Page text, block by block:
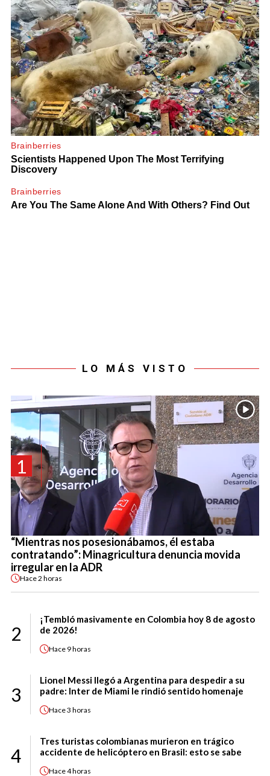
LO MÁS VISTO
1
“Mientras nos posesionábamos, él estaba
contratando”: Minagricultura denuncia movida
irregular en la ADR
Hace2 horas
2
¡Tembló masivamente en Colombia hoy 8 de agosto
de 2026!
Hace 9 horas
3
Lionel Messi llegó a Argentina para despedir a su
padre: Inter de Miami le rindió sentido homenaje
Hace3 horas
4
Tres turistas colombianas murieron en trágico
accidente de helicóptero en Brasil: esto se sabe
Hace4 horas